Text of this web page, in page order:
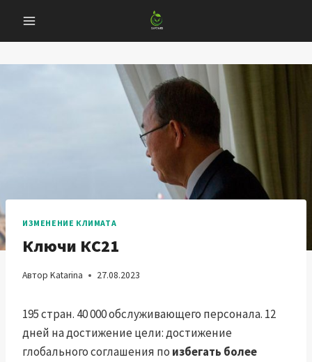
содержанию
ИЗМЕНЕНИЕ КЛИМАТА
Ключи КС21
Автор Katarina 27.08.2023
195 стран. 40 000 обслуживающего персонала. 12
дней на достижение цели: достижение
глобального соглашения по избегать более